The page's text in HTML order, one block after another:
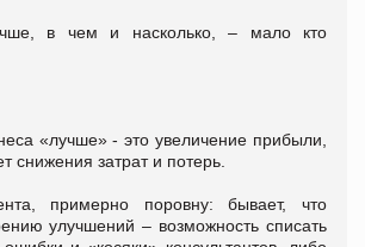
в чем и насколько, – мало кто
«лучше» - это увеличение прибыли,
снижения затрат и потерь.
примерно поровну: бывает, что
улучшений – возможность списать